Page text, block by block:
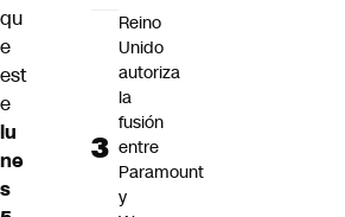
qu
e
est
e
lu
ne
s
Reino
Unido
autoriza
la
fusión
entre
Paramount
y